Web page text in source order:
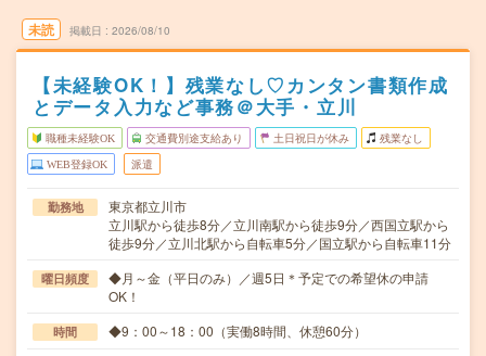
未読 掲載日 2026/08/10
【未経験OK！】残業なし♡カンタン書類作成
とデータ入力など事務＠大手・立川
職種未経験OK 交通費別途支給あり 土日祝日が休み 残業なし
WEB登録OK 派遣
勤務地
東京都立川市
立川駅から徒歩8分／立川南駅から徒歩9分／西国立駅から
徒歩9分／立川北駅から自転車5分／国立駅から自転車11分
曜日頻度
◆月～金（平日のみ）／週5日＊予定での希望休の申請
OK！
時間 ◆9：00～18：00（実働8時間、休憩60分）